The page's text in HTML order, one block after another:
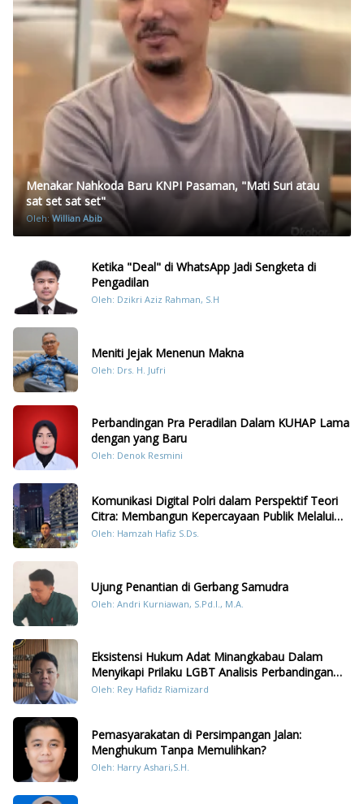
Menakar Nahkoda Baru KNPI Pasaman, "Mati Suri atau
sat set sat set"
Oleh:Willian Abib
Ketika "Deal" di WhatsApp Jadi Sengketa di
Pengadilan
Oleh: Dzikri Aziz Rahman, S.H
Meniti Jejak Menenun Makna
Oleh: Drs. H. Jufri
Perbandingan Pra Peradilan Dalam KUHAP Lama
dengan yang Baru
Oleh: Denok Resmini
Komunikasi Digital Polri dalam Perspektif Teori
Citra: Membangun Kepercayaan Publik Melalui
Konten Humanis Kesiapsiagaan Bencana di
Oleh: Hamzah Hafiz S.Ds.
Ujung Penantian di Gerbang Samudra
Oleh: Andri Kurniawan, S.Pd.I., M.A.
Eksistensi Hukum Adat Minangkabau Dalam
Menyikapi Prilaku LGBT Analisis Perbandingan
Dengan Hukum Pidana
Oleh: Rey Hafidz Riamizard
Pemasyarakatan di Persimpangan Jalan:
Menghukum Tanpa Memulihkan?
Oleh: Harry Ashari,S.H.